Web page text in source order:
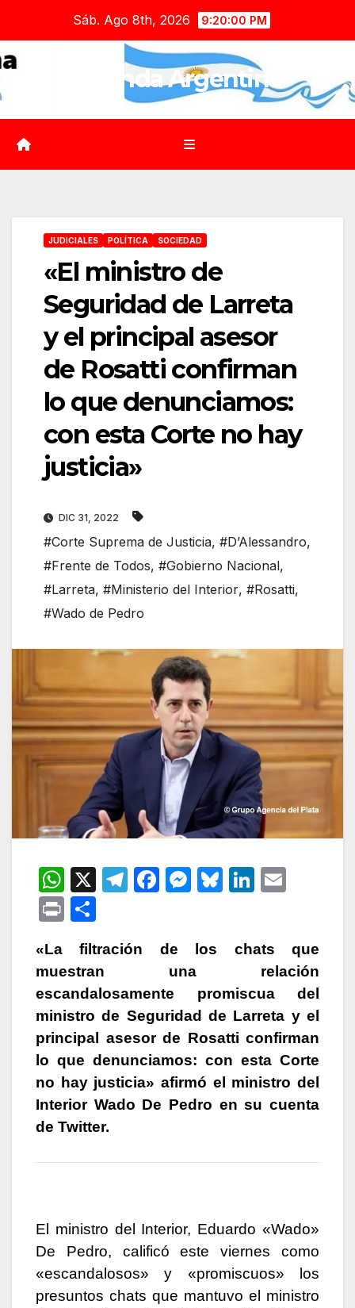
contenido
Sáb. Ago 8th, 2026 9:20:01 PM
Agenda Argentina
JUDICIALES POLÍTICA SOCIEDAD
«El ministro de
Seguridad de Larreta
y el principal asesor
de Rosatti confirman
lo que denunciamos:
con esta Corte no hay
justicia»
DIC 31, 2022
#Corte Suprema de Justicia, #D’Alessandro,
#Frente de Todos, #Gobierno Nacional,
#Larreta, #Ministerio del Interior, #Rosatti,
#Wado de Pedro
W
h
at
A
p
p
X
T
gr
m
F
e
b
o
o
k
M
s
e
n
g
er
Bl
s
y
Li
e
dI
n
P
nt m
p
ar
tir
«La filtración de los chats que
muestran una relación
escandalosamente promiscua del
ministro de Seguridad de Larreta y el
principal asesor de Rosatti confirman
lo que denunciamos: con esta Corte
no hay justicia» afirmó el ministro del
Interior Wado De Pedro en su cuenta
de Twitter.
El ministro del Interior, Eduardo «Wado»
De Pedro, calificó este viernes como
«escandalosos» y «promiscuos» los
presuntos chats que mantuvo el ministro